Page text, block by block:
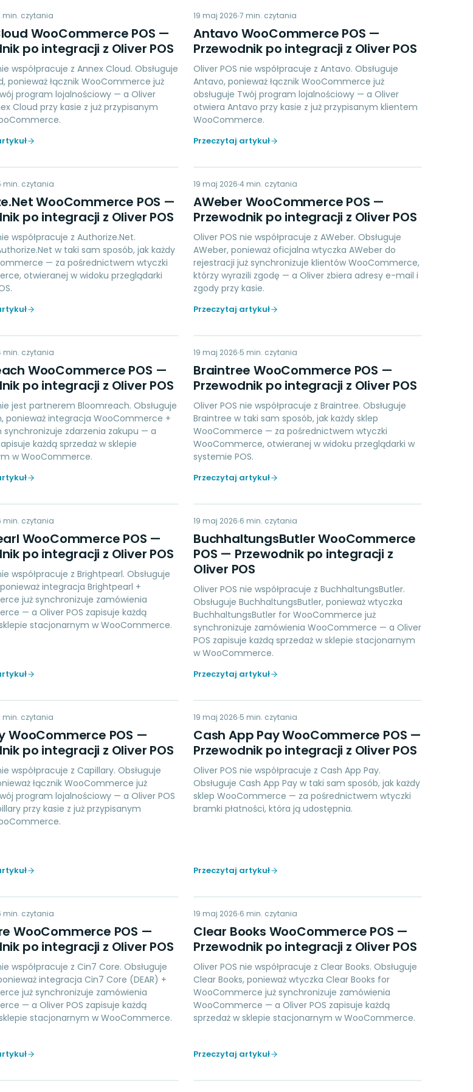
min. czytania
WooCommerce POS —
po integracji z Oliver POS
współpracuje z Annex Cloud. Obsługuje
ponieważ łącznik WooCommerce już
program lojalnościowy — a Oliver
Cloud przy kasie z już przypisanym
AW
LOYALTY
19 maj 2026 7 min. czytania
Antavo WooCommerce POS —
Przewodnik po integracji z Oliver POS
Oliver POS nie współpracuje z Antavo. Obsługuje
Antavo, ponieważ łącznik WooCommerce już
obsługuje Twój program lojalnościowy — a Oliver
otwiera Antavo przy kasie z już przypisanym klientem
WooCommerce.
Przeczytaj artykuł
min. czytania
WooCommerce POS —
po integracji z Oliver POS
współpracuje z Authorize.Net.
w taki sam sposób, jak każdy
— za pośrednictwem wtyczki
otwieranej w widoku przeglądarki
AW
MARKETING
19 maj 2026 4 min. czytania
AWeber WooCommerce POS —
Przewodnik po integracji z Oliver POS
Oliver POS nie współpracuje z AWeber. Obsługuje
AWeber, ponieważ oficjalna wtyczka AWeber do
rejestracji już synchronizuje klientów WooCommerce,
którzy wyrazili zgodę — a Oliver zbiera adresy e-mail i
zgody przy kasie.
Przeczytaj artykuł
min. czytania
WooCommerce POS —
po integracji z Oliver POS
jest partnerem Bloomreach. Obsługuje
ponieważ integracja WooCommerce +
synchronizuje zdarzenia zakupu — a
każdą sprzedaż w sklepie
w WooCommerce.
BW
PAYMENTS
19 maj 2026 5 min. czytania
Braintree WooCommerce POS —
Przewodnik po integracji z Oliver POS
Oliver POS nie współpracuje z Braintree. Obsługuje
Braintree w taki sam sposób, jak każdy sklep
WooCommerce — za pośrednictwem wtyczki
WooCommerce, otwieranej w widoku przeglądarki w
systemie POS.
Przeczytaj artykuł
min. czytania
WooCommerce POS —
po integracji z Oliver POS
współpracuje z Brightpearl. Obsługuje
integracja Brightpearl +
już synchronizuje zamówienia
— a Oliver POS zapisuje każdą
stacjonarnym w WooCommerce.
BW
ACCOUNTING
19 maj 2026 6 min. czytania
BuchhaltungsButler WooCommerce
POS — Przewodnik po integracji z
Oliver POS
Oliver POS nie współpracuje z BuchhaltungsButler.
Obsługuje BuchhaltungsButler, ponieważ wtyczka
BuchhaltungsButler for WooCommerce już
synchronizuje zamówienia WooCommerce — a Oliver
POS zapisuje każdą sprzedaż w sklepie stacjonarnym
w WooCommerce.
Przeczytaj artykuł
min. czytania
WooCommerce POS —
po integracji z Oliver POS
współpracuje z Capillary. Obsługuje
łącznik WooCommerce już
program lojalnościowy — a Oliver POS
przy kasie z już przypisanym
CA
PAYMENTS
19 maj 2026 5 min. czytania
Cash App Pay WooCommerce POS —
Przewodnik po integracji z Oliver POS
Oliver POS nie współpracuje z Cash App Pay.
Obsługuje Cash App Pay w taki sam sposób, jak każdy
sklep WooCommerce — za pośrednictwem wtyczki
bramki płatności, która ją udostępnia.
Przeczytaj artykuł
min. czytania
WooCommerce POS —
po integracji z Oliver POS
współpracuje z Cin7 Core. Obsługuje
integracja Cin7 Core (DEAR) +
już synchronizuje zamówienia
— a Oliver POS zapisuje każdą
stacjonarnym w WooCommerce.
CB
ACCOUNTING
19 maj 2026 6 min. czytania
Clear Books WooCommerce POS —
Przewodnik po integracji z Oliver POS
Oliver POS nie współpracuje z Clear Books. Obsługuje
Clear Books, ponieważ wtyczka Clear Books for
WooCommerce już synchronizuje zamówienia
WooCommerce — a Oliver POS zapisuje każdą
sprzedaż w sklepie stacjonarnym w WooCommerce.
Przeczytaj artykuł